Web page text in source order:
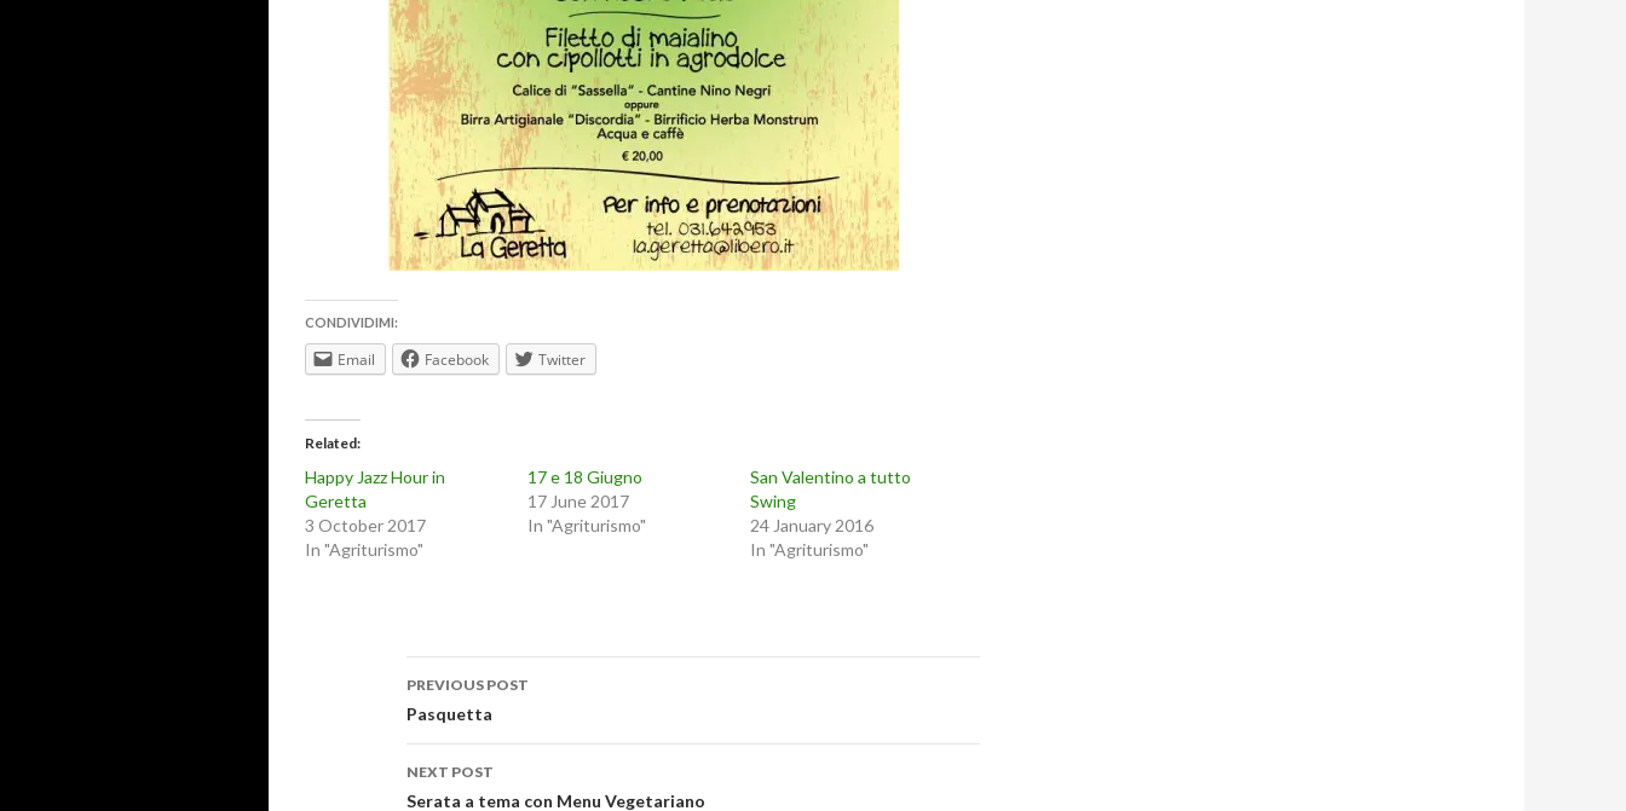
CONDIVIDIMI:
Email Facebook Twitter
Related
Happy Jazz Hour in
Geretta
3 October 2017
In "Agriturismo"
17 e 18 Giugno
17 June 2017
In "Agriturismo"
San Valentino a tutto
Swing
24 January 2016
In "Agriturismo"
Post
navigation
PREVIOUS POST
Pasquetta
NEXT POST
Serata a tema con Menu Vegetariano